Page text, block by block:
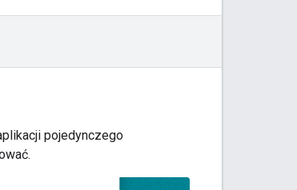
pojedynczego